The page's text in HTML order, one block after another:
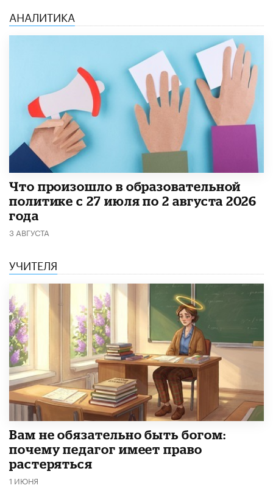
АНАЛИТИКА
​Что произошло в образовательной
политике с 27 июля по 2 августа 2026
года
3 АВГУСТА
УЧИТЕЛЯ
​Вам не обязательно быть богом:
почему педагог имеет право
растеряться
1 ИЮНЯ